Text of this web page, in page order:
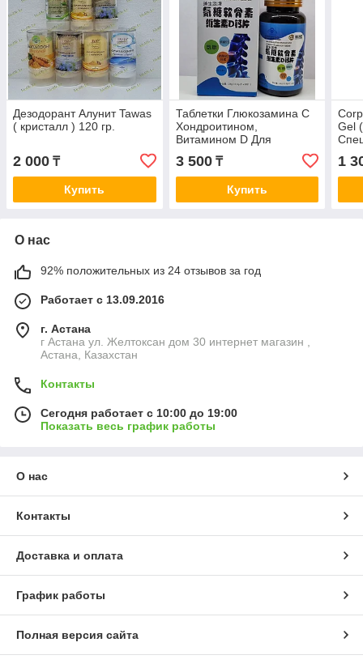
Дезодорант Алунит Tawas
( кристалл ) 120 гр.
2 000 ₸
Купить
Таблетки Глюкозамина С
Хондроитином,
Витамином D Для
Здоровья Хрящевой
Ткани, Суставов, Связок,
Костей 30 кап.
3 500₸
Купить
Gel
1
О нас
92% положительных из 24 отзывов за год
Работает с 13.09.2016
г. Астана
г Астана ул. Желтоксан дом 30 интернет магазин ,
Астана, Казахстан
Контакты
Сегодня работает с 10:00 до 19:00
Показать весь график работы
О нас
Контакты
Доставка и оплата
График работы
Полная версия сайта